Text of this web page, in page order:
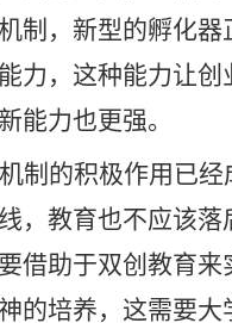
制，新型的孵化器
力，这种能力让创
能力也更强。
制的积极作用已经
，教育也不应该落
借助于双创教育来
的培养，这需要大